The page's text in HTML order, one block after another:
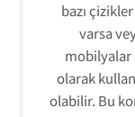
bazı
varsa
mobilyalar
olarak
olabilir. Bu